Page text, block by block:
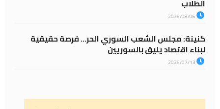
الطلاب
كنينة: مجلس الشعب السوري الحر… فرصة حقيقية
لبناء اقتصاد يليق بالسوريين